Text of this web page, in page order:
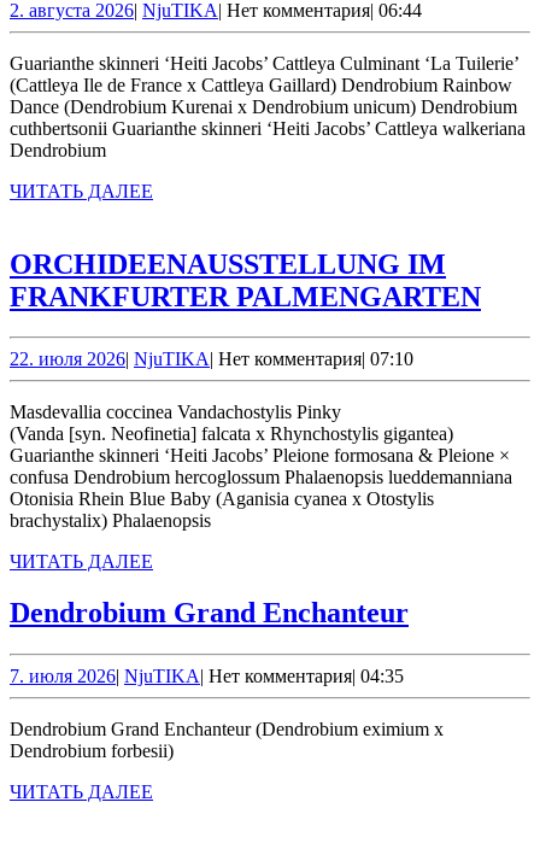
2. августа 20262.
августа
2026
| NjuTIKANjuTIKA
| Нет комментария| 06:44
Guarianthe skinneri ‘Heiti Jacobs’ Cattleya Culminant ‘La Tuilerie’
(Cattleya Ile de France x Cattleya Gaillard) Dendrobium Rainbow
Dance (Dendrobium Kurenai x Dendrobium unicum) Dendrobium
cuthbertsonii Guarianthe skinneri ‘Heiti Jacobs’ Cattleya walkeriana
Dendrobium
ЧИТАТЬ ДАЛЕЕ
ORCHIDEENAUSSTELLUNG IM
FRANKFURTER PALMENGARTEN
22. июля 202622.
июля
2026
| NjuTIKANjuTIKA
| Нет комментария| 07:10
Masdevallia coccinea Vandachostylis Pinky
(Vanda [syn. Neofinetia] falcata x Rhynchostylis gigantea)
Guarianthe skinneri ‘Heiti Jacobs’ Pleione formosana & Pleione ×
confusa Dendrobium hercoglossum Phalaenopsis lueddemanniana
Otonisia Rhein Blue Baby (Aganisia cyanea x Otostylis
brachystalix) Phalaenopsis
ЧИТАТЬ ДАЛЕЕ
Dendrobium Grand Enchanteur
7. июля 20267.
июля
2026
| NjuTIKANjuTIKA
| Нет комментария| 04:35
Dendrobium Grand Enchanteur (Dendrobium eximium x
Dendrobium forbesii)
ЧИТАТЬ ДАЛЕЕ